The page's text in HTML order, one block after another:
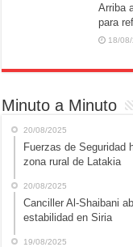
Arriba
para
18/
Minuto a Minuto
20/08/2025
Fuerzas de Seguridad
zona rural de Latakia
20/08/2025
Canciller Al-Shaibani
estabilidad en Siria
19/08/2025